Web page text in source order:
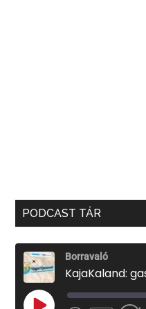
PODCAST TÁR
Borravaló
KajaKaland: